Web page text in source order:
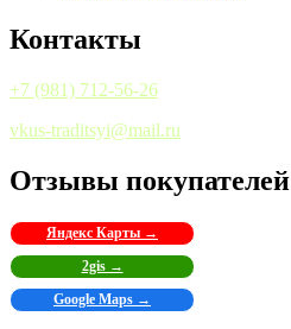
Контакты
+7 (981) 712-56-26
vkus-traditsyi@mail.ru
Отзывы покупателей
Яндекс Карты →
2gis →
Google Maps →